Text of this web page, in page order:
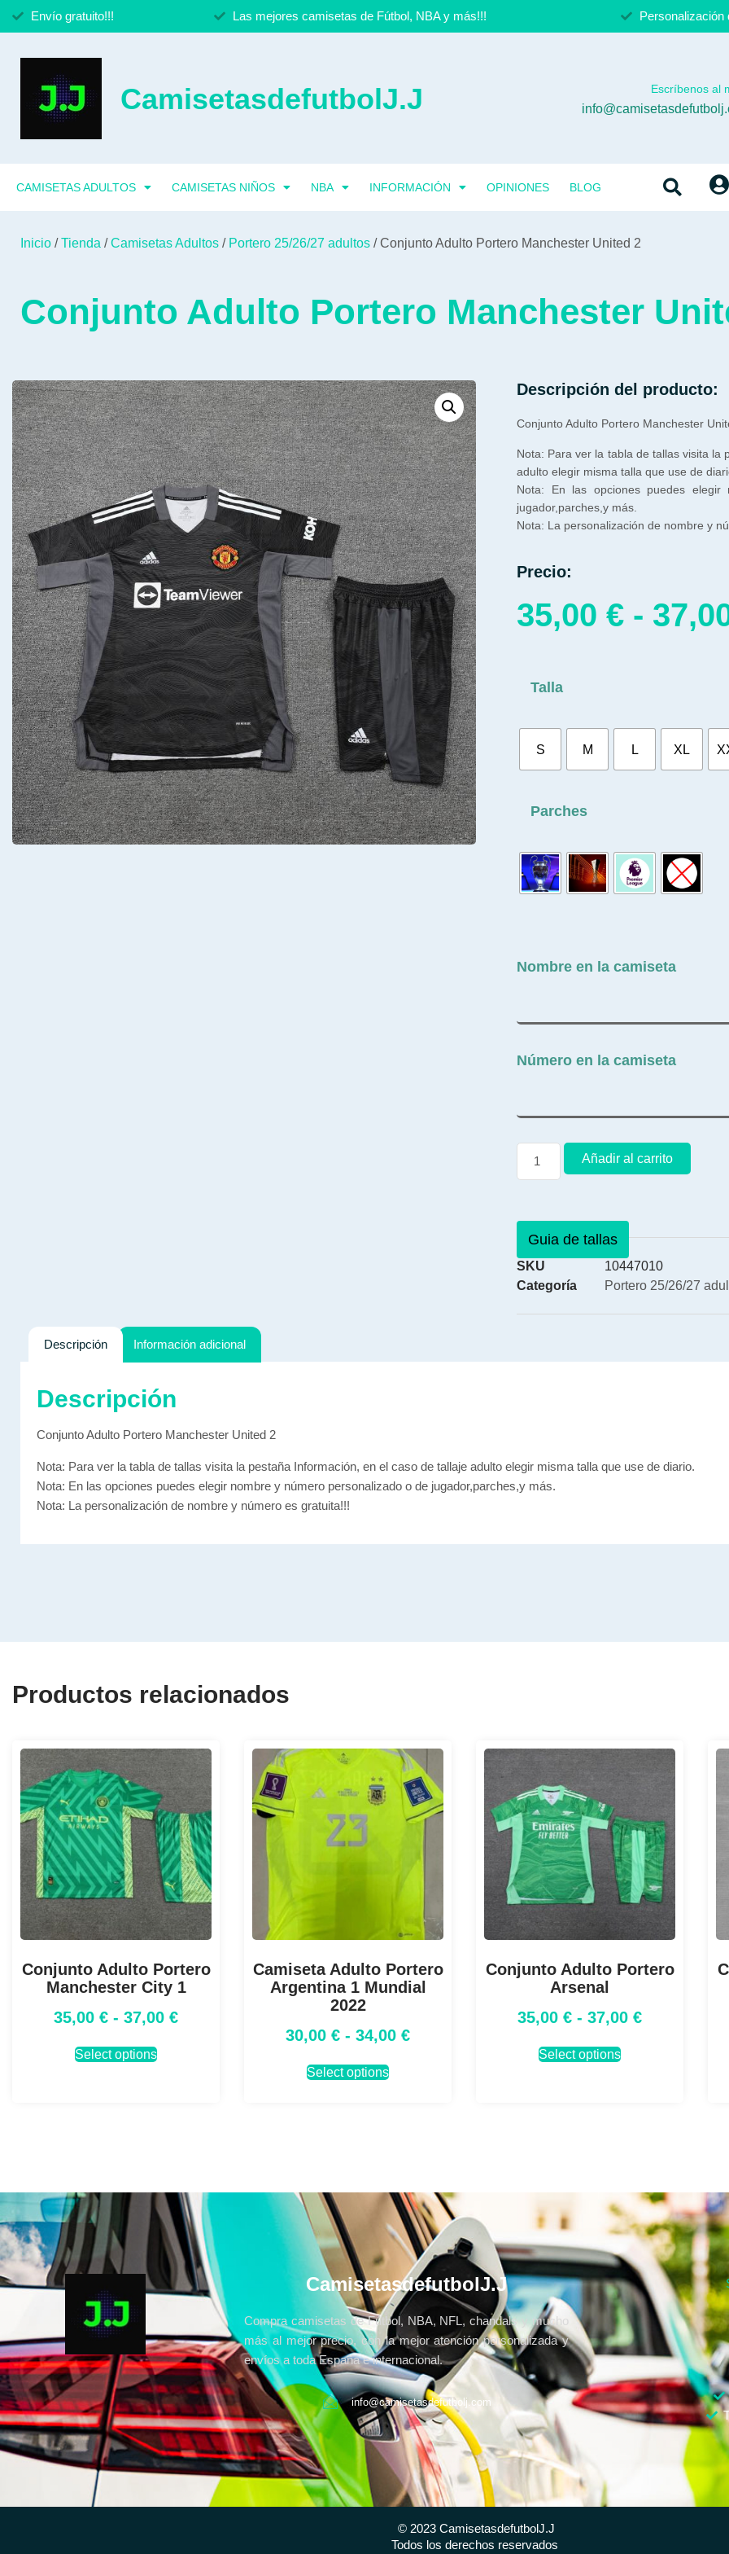
Envío gratuito!!! Las mejores camisetas de Fútbol, NBA y más!!! Personalización
CamisetasdefutbolJ.J Escríbenos al
CAMISETAS ADULTOS CAMISETAS NIÑOS NBA INFORMACIÓN OPINIONES BLOG
Inicio /Tienda /Camisetas Adultos / Portero 25/26/27 adultos / Conjunto Adulto Portero Manchester United 2
Conjunto Adulto Portero Manchester
Descripción del producto:
Conjunto Adulto Portero Manchester
Nota: Para ver la tabla de tallas visita la
adulto elegir misma talla que use de
Nota: En las opciones puedes
jugador,parches,y más.
Nota: La personalización de nombre y
Precio:
35,00 € -
Talla
S M L XL
Parches
Nombre en la camiseta
Número en la camiseta
Añadir al carrito
Guia de tallas
SKU
10447010
Categoría
Portero 25/26/27
Descripción Información adicional
Descripción
Conjunto Adulto Portero Manchester United 2
Nota: Para ver la tabla de tallas visita la pestaña Información, en el caso de tallaje adulto elegir misma talla que use de diario.
Nota: En las opciones puedes elegir nombre y número personalizado o de jugador,parches,y más.
Nota: La personalización de nombre y número es gratuita!!!
Productos relacionados
Conjunto Adulto Portero
Manchester City 1
35,00 € - 37,00 €
Select options
Camiseta Adulto Portero
Argentina 1 Mundial
2022
30,00 € - 34,00 €
Select options
Conjunto Adulto Portero
Arsenal
35,00 € - 37,00 €
Select options
CamisetasdefutbolJ.J
Compra camisetas de Fútbol, NBA, NFL, chandals y mucho
más al mejor precio, con la mejor atención personalizada y
envíos a toda España e internacional.
info@camisetasdefutbolj.com
© 2023 CamisetasdefutbolJ.J
Todos los derechos reservados